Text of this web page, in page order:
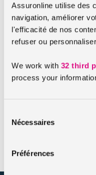
Assuronline utilise des
navigation, améliorer
l'efficacité de nos
refuser ou
We work with 32 third
process your
Nécessaires
Préférences
Vous aurez alors toutes
choix de votre
offres et leur tarif, et
vous convient.
Souscrivez votre
quelques clics
verte provisoire d’un